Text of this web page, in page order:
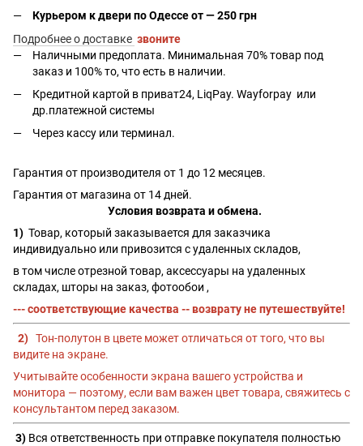
Курьером к двери по Одессе от — 250 грн
Подробнее о доставке звоните
Наличными предоплата. Минимальная 70% товар под
заказ и 100% то, что есть в наличии.
Кредитной картой в приват24, LiqPay. Wayforpay или
др.платежной системы
Через кассу или терминал.
Гарантия от производителя от 1 до 12 месяцев.
Гарантия от магазина от 14 дней.
Условия возврата и обмена.
1) Товар, который заказывается для заказчика
индивидуально или привозится с удаленных складов,
в том числе отрезной товар, аксессуары на удаленных
складах, шторы на заказ, фотообои ,
--- соответствующие качества -- возврату не путешествуйте!
2) Тон-полутон в цвете может отличаться от того, что вы
видите на экране.
Учитывайте особенности экрана вашего устройства и
монитора — поэтому, если вам важен цвет товара, свяжитесь с
консультантом перед заказом.
3) Вся ответственность при отправке покупателя полностью